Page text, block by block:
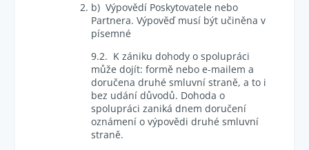
b) Výpovědí Poskytovatele nebo
Partnera. Výpověď musí být učiněna v
písemné
9.2. K zániku dohody o spolupráci
může dojít: formě nebo e-mailem a
doručena druhé smluvní straně, a to i
bez udání důvodů. Dohoda o
spolupráci zaniká dnem doručení
oznámení o výpovědi druhé smluvní
straně.